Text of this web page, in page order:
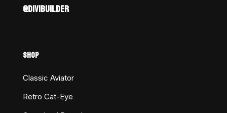
@DIVIBUILDER
SHOP
Classic Aviator
Retro Cat-Eye